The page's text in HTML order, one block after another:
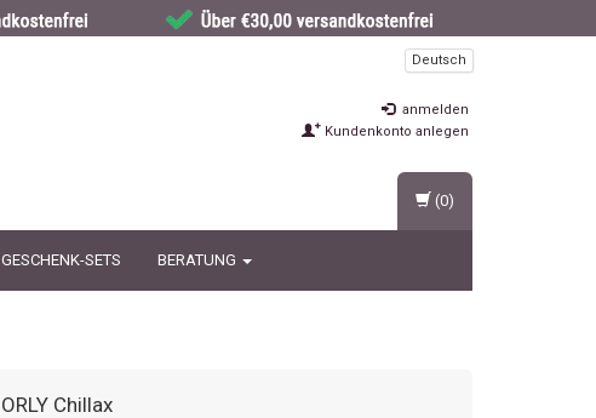
Deutsch
anmelden
Kundenkonto anlegen
GESCHENK-SETS BERATUNG
(0)
ORLY Chillax